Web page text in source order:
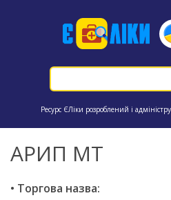
Ресурс ЄЛіки розроблений і
АРИП МТ
• Торгова назва: